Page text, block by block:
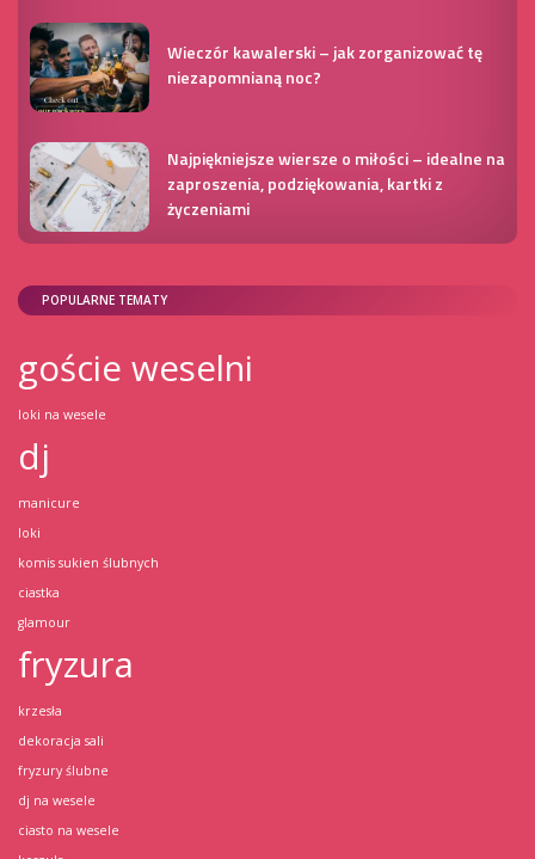
Wieczór kawalerski – jak zorganizować tę
niezapomnianą noc?
Najpiękniejsze wiersze o miłości – idealne na
zaproszenia, podziękowania, kartki z
życzeniami
POPULARNE TEMATY
goście weselni
loki na wesele
dj
manicure
loki
komis sukien ślubnych
ciastka
glamour
fryzura
krzesła
dekoracja sali
fryzury ślubne
dj na wesele
ciasto na wesele